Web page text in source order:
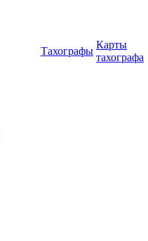
Тахографы
Карты
тахографа